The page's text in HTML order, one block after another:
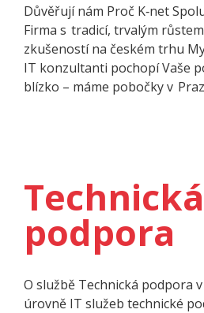
Důvěřují nám Proč K‑net
Firma s tradicí, trvalým
zkušeností na českém trhu
IT konzultanti pochopí Vaše
blízko – máme pobočky v
Technická
podpora
O službě Technická podpora
úrovně IT služeb technické